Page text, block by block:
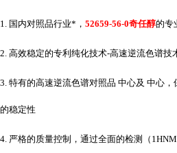
1. 国内对照品行业*， 52659-56-0奇任醇的专
2. 高效稳定的专利纯化技术-高速逆流色谱技
3. 特有的高速逆流色谱对照品 中心及 中心
的稳定性
4. 严格的质量控制，通过全面的检测（